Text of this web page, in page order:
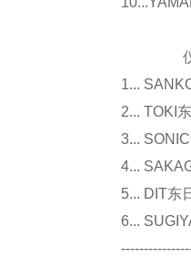
仪器
1...
2... TOKI
3...
4...
5... DIT东
6...